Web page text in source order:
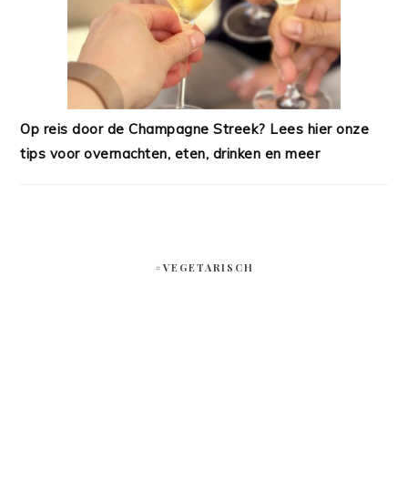
Op reis door de Champagne Streek? Lees hier onze
tips voor overnachten, eten, drinken en meer
#VEGETARISCH